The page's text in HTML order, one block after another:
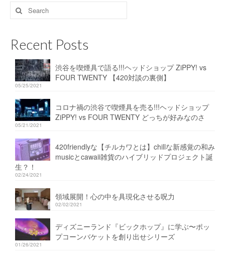
Search
for:
Recent Posts
渋谷を喫煙具で語る!!!ヘッドショップ ZiPPY! vs
FOUR TWENTY 【420対談の裏側】
05/25/2021
コロナ禍の渋谷で喫煙具を売る!!!ヘッドショップ
ZiPPY! vs FOUR TWENTY どっちが好みなのさ
05/21/2021
420friendlyな【チルカワとは】chillな新感覚の和み
musicとcawaii雑貨のハイブリッドプロジェクト誕
生？！
02/24/2021
領域展開！心の中を具現化させる呪力
02/02/2021
ディズニーランド『ビックホップ』に学ぶ〜ポッ
プコーンバケットを創り出せシリーズ
01/26/2021